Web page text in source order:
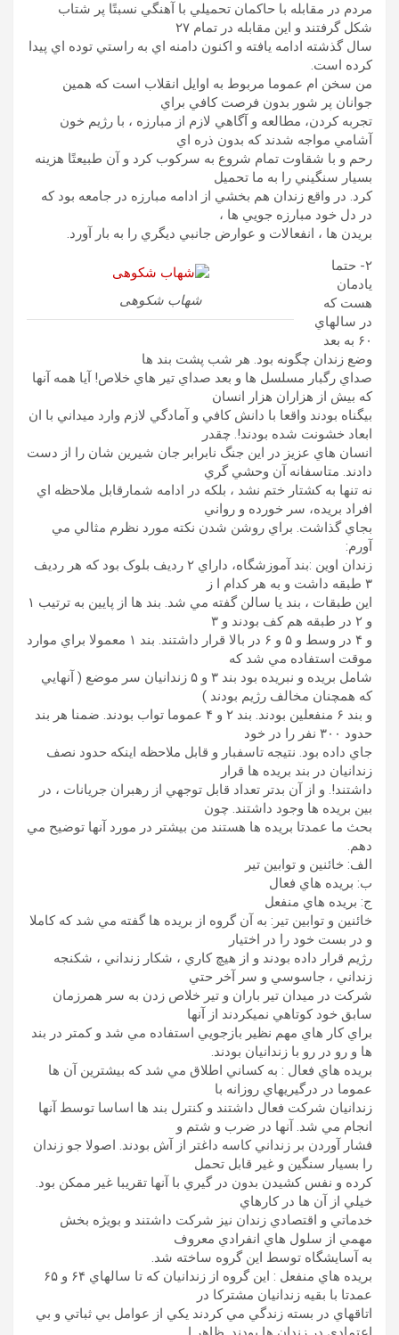
مردم در مقابله با حاکمان تحميلي با آهنگي نسبتًا پر شتاب
شکل گرفتند و اين مقابله در تمام ۲۷
سال گذشته ادامه يافته و اکنون دامنه اي به راستي توده اي پيدا
کرده است.
من سخن ام عموما مربوط به اوايل انقلاب است که همين
جوانان پر شور بدون فرصت کافي براي
تجربه کردن، مطالعه و آگاهي لازم از مبارزه ، با رژيم خون
آشامي مواجه شدند که بدون ذره اي
رحم و با شقاوت تمام شروع به سرکوب کرد و آن طبيعتًا هزينه
بسيار سنگيني را به ما تحميل
کرد. در واقع زندان هم بخشي از ادامه مبارزه در جامعه بود که
در دل خود مبارزه جويي ها ،
بريدن ها ، انفعالات و عوارض جانبي ديگري را به بار آورد.
شهاب شکوهی
۲- حتما
يادمان
هست که
در سالهاي
۶۰ به بعد
وضع زندان چگونه بود. هر شب پشت بند ها
صداي رگبار مسلسل ها و بعد صداي تير هاي خلاص! آيا همه آنها
که بيش از هزاران هزار انسان
بيگناه بودند واقعا با دانش کافي و آمادگي لازم وارد ميداني با ان
ابعاد خشونت شده بودند!. چقدر
انسان هاي عزيز در اين جنگ نابرابر جان شيرين شان را از دست
دادند. متاسفانه آن وحشي گري
نه تنها به کشتار ختم نشد ، بلکه در ادامه شمارقابل ملاحظه اي
افراد بريده، سر خورده و رواني
بجاي گذاشت. براي روشن شدن نکته مورد نظرم مثالي مي
آورم:
زندان اوين :بند آموزشگاه، داراي ۲ رديف بلوک بود که هر رديف
۳ طبقه داشت و به هر کدام ا ز
اين طبقات ، بند يا سالن گفته مي شد. بند ها از پايين به ترتيب ۱
و ۲ در طبقه هم کف بودند و ۳
و ۴ در وسط و ۵ و ۶ در بالا قرار داشتند. بند ۱ معمولا براي موارد
موقت استفاده مي شد که
شامل بريده و نبريده بود بند ۳ و ۵ زندانيان سر موضع ( آنهايي
که همچنان مخالف رژيم بودند )
و بند ۶ منفعلين بودند. بند ۲ و ۴ عموما تواب بودند. ضمنا هر بند
حدود ۳۰۰ نفر را در خود
جاي داده بود. نتيجه تاسفبار و قابل ملاحظه اينکه حدود نصف
زندانيان در بند بريده ها قرار
داشتند!. و از آن بدتر تعداد قابل توجهي از رهبران جريانات ، در
بين بريده ها وجود داشتند. چون
بحث ما عمدتا بريده ها هستند من بيشتر در مورد آنها توضيح مي
دهم.
الف: خائنين و توابين تير
ب: بريده هاي فعال
ج: بريده هاي منفعل
خائنين و توابين تير: به آن گروه از بريده ها گفته مي شد که کاملا
و در بست خود را در اختيار
رژيم قرار داده بودند و از هيچ کاري ، شکار زنداني ، شکنجه
زنداني ، جاسوسي و سر آخر حتي
شرکت در ميدان تير باران و تير خلاص زدن به سر همرزمان
سابق خود کوتاهي نميکردند از آنها
براي کار هاي مهم نظير بازجويي استفاده مي شد و کمتر در بند
ها و رو در رو با زندانيان بودند.
بريده هاي فعال : به کساني اطلاق مي شد که بيشترين آن ها
عموما در درگيريهاي روزانه با
زندانيان شرکت فعال داشتند و کنترل بند ها اساسا توسط آنها
انجام مي شد. آنها در ضرب و شتم و
فشار آوردن بر زنداني کاسه داغتر از آش بودند. اصولا جو زندان
را بسيار سنگين و غير قابل تحمل
کرده و نفس کشيدن بدون در گيري با آنها تقريبا غير ممکن بود.
خيلي از آن ها در کارهاي
خدماتي و اقتصادي زندان نيز شرکت داشتند و بويژه بخش
مهمي از سلول هاي انفرادي معروف
به آسايشگاه توسط اين گروه ساخته شد.
بريده هاي منفعل : اين گروه از زندانيان که تا سالهاي ۶۴ و ۶۵
عمدتا با بقيه زندانيان مشترکا در
اتاقهاي در بسته زندگي مي کردند يکي از عوامل بي ثباتي و بي